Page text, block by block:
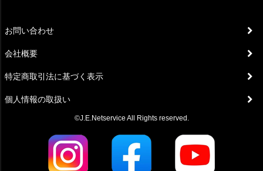
お問い合わせ
会社概要
特定商取引法に基づく表示
個人情報の取扱い
©J.E.Netservice All Rights reserved.